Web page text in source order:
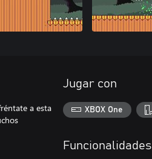
a esta
Jugar con
XBOX One
Funcionalidades